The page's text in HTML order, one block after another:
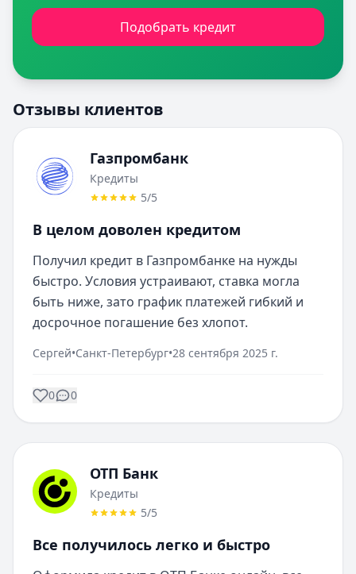
Подобрать кредит
Отзывы клиентов
Газпромбанк
Кредиты
5/5
В целом доволен кредитом
Получил кредит в Газпромбанке на нужды
быстро. Условия устраивают, ставка могла
быть ниже, зато график платежей гибкий и
досрочное погашение без хлопот.
Сергей•Санкт-Петербург•28 сентября 2025 г.
0 0
ОТП Банк
Кредиты
5/5
Все получилось легко и быстро